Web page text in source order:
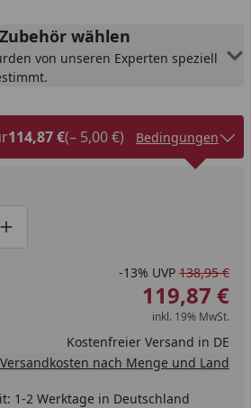
wählen
von unseren Experten speziell
114,87 €(– 5,00 €) Bedingungen
eins verringern
manuell eingeben
Produktmenge um eins erhöhen
-13% UVP 138,95 €
119,87 €
inkl. 19% MwSt.
Kostenfreier Versand in DE
Versandkosten nach Menge und Land
1-2 Werktage in Deutschland